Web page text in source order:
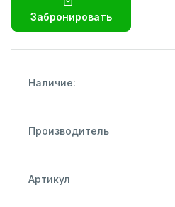
Забронировать
Наличие:
Производитель
Артикул